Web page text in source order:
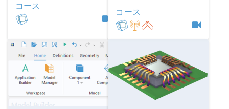
コース
コース